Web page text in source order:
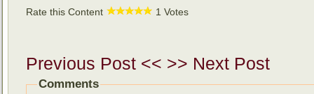
Rate this Content 1 Votes
Previous Post << >> Next Post
Comments